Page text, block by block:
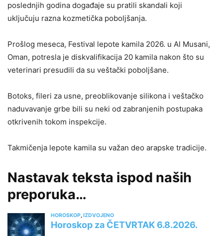
poslednjih godina događaje su pratili skandali koji
uključuju razna kozmetička poboljšanja.
Prošlog meseca, Festival lepote kamila 2026. u Al Musani,
Oman, potresla je diskvalifikacija 20 kamila nakon što su
veterinari presudili da su veštački poboljšane.
Botoks, fileri za usne, preoblikovanje silikona i veštačko
naduvavanje grbe bili su neki od zabranjenih postupaka
otkrivenih tokom inspekcije.
Takmičenja lepote kamila su važan deo arapske tradicije.
Nastavak teksta ispod naših
preporuka…